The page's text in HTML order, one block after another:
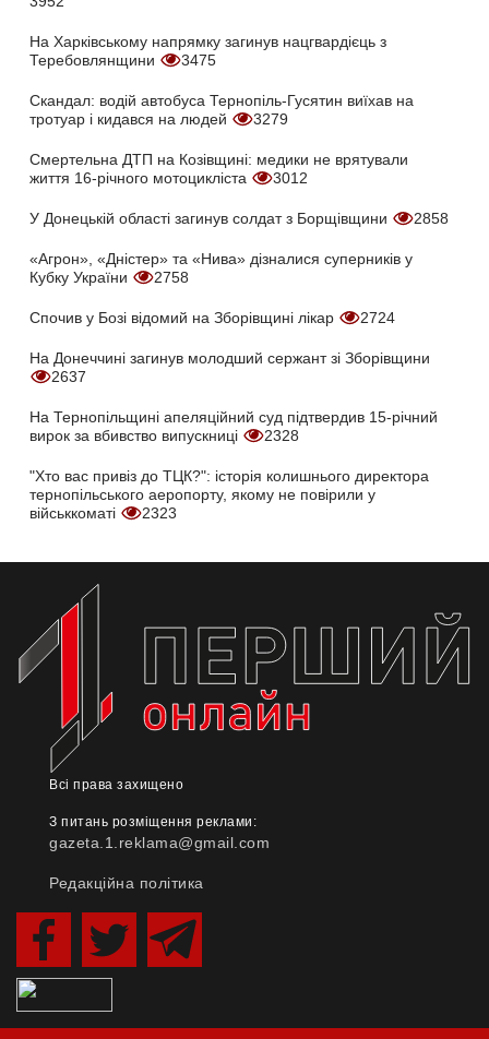
На Харківському напрямку загинув нацгвардієць з
Теребовлянщини
3475
Скандал: водій автобуса Тернопіль-Гусятин виїхав на
тротуар і кидався на людей
3279
Смертельна ДТП на Козівщині: медики не врятували
життя 16-річного мотоцикліста
3012
У Донецькій області загинув солдат з Борщівщини 2858
«Агрон», «Дністер» та «Нива» дізналися суперників у
Кубку України
2758
Спочив у Бозі відомий на Зборівщині лікар 2724
На Донеччині загинув молодший сержант зі Зборівщини
2637
На Тернопільщині апеляційний суд підтвердив 15-річний
вирок за вбивство випускниці
2328
"Хто вас привіз до ТЦК?": історія колишнього директора
тернопільського аеропорту, якому не повірили у
військкоматі
2323
Всі права захищено
З питань розміщення реклами:
gazeta.1.reklama@gmail.com
Редакційна політика